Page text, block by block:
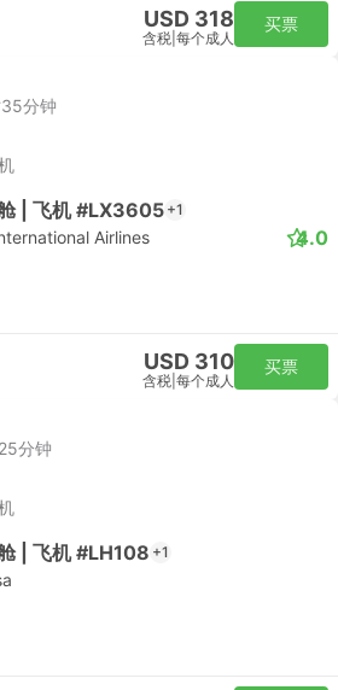
USD 318
含税 每个成人
买票
分钟
| 飞机 #LX3605 +1
Airlines 4.0
USD 310
含税 每个成人
买票
分钟
| 飞机 #LH108 +1